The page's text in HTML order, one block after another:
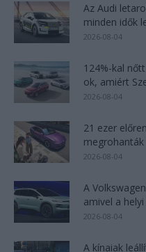
Az Audi
minden idők
2026-08-04
124%-kal
ok, amiért
2026-08-04
21 ezer
2026-08-04
A
amivel a
2026-08-04
A kínaiak